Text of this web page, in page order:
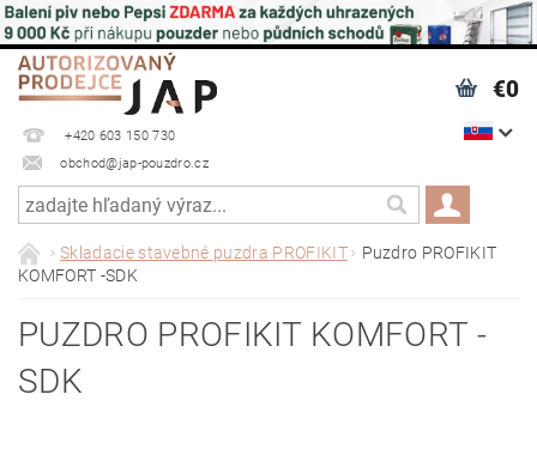
+420 603 150 730
obchod@jap-pouzdro.cz
€0
Skladacie stavebné puzdra PROFIKIT
Puzdro PROFIKIT
KOMFORT -SDK
PUZDRO PROFIKIT KOMFORT -
SDK